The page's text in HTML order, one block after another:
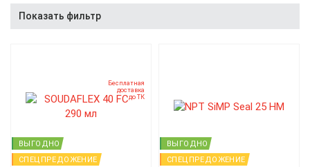
Показать фильтр
ВЫГОДНО
СПЕЦПРЕДОЖЕНИЕ
Бесплатная
доставка
до ТК
ВЫГОДНО
СПЕЦПРЕДОЖЕНИЕ